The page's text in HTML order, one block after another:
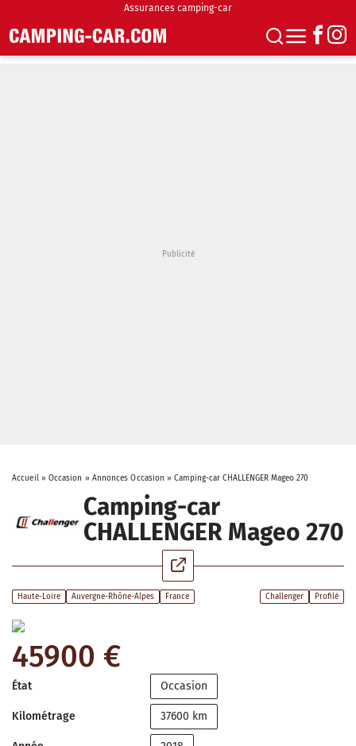
Assurances camping-car
Accueil» Occasion » Annonces Occasion »Camping-car CHALLENGER Mageo 270
Camping-car
CHALLENGER Mageo 270
Haute-Loire Auvergne-Rhône-Alpes France Challenger Profilé
45900 €
État Occasion
Kilométrage 37600 km